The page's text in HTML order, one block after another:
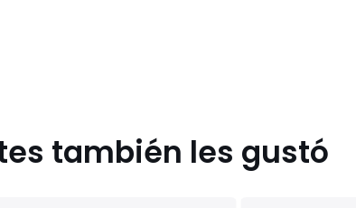
también les gustó